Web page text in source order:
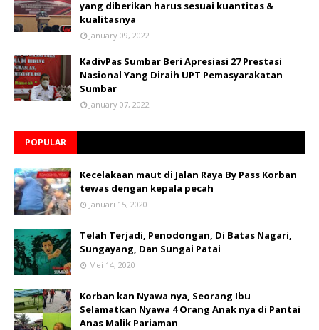
yang diberikan harus sesuai kuantitas &
kualitasnya
January 09, 2022
KadivPas Sumbar Beri Apresiasi 27 Prestasi
Nasional Yang Diraih UPT Pemasyarakatan
Sumbar
January 07, 2022
POPULAR
Kecelakaan maut di Jalan Raya By Pass Korban
tewas dengan kepala pecah
Januari 15, 2020
Telah Terjadi, Penodongan, Di Batas Nagari,
Sungayang, Dan Sungai Patai
Mei 14, 2020
Korban kan Nyawa nya, Seorang Ibu
Selamatkan Nyawa 4 Orang Anak nya di Pantai
Anas Malik Pariaman